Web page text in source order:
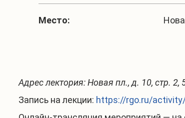
Место:
Адрес лектория: Новая пл., д. 10, стр. 2,
Запись на лекции: https://rgo.ru/